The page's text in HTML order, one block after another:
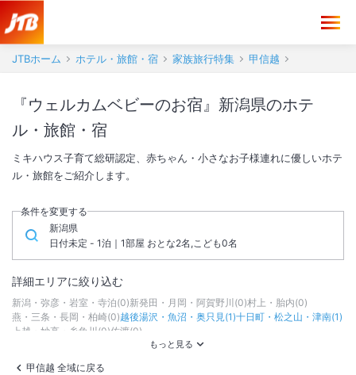
JTBホーム ホテル・旅館・宿 家族旅行特集 甲信越
『ウェルカムベビーのお宿』新潟県のホテ
ル・旅館・宿
ミキハウス子育て総研認定、赤ちゃん・小さなお子様連れに優しいホテ
ル・旅館をご紹介します。
条件を変更する
新潟県
日付未定 - 1泊｜1部屋 おとな2名,こども0名
詳細エリアに絞り込む
新潟・弥彦・岩室・寺泊(0)新発田・月岡・阿賀野川 (0)村上・胎内(0)
燕・三条・長岡・柏崎(0)越後湯沢・魚沼・奥只見(1)十日町・松之山・津南(1)
上越・妙高・糸魚川(0)佐渡(0)
甲信越 全域に戻る